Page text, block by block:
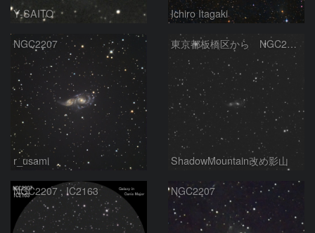
Y-SAITO Ichiro Itagaki
NGC2207
r_usami
東京都板橋区から NGC2207 相互作用銀河
ShadowMountain改め影山
NGC2207 , IC2163 NGC2207